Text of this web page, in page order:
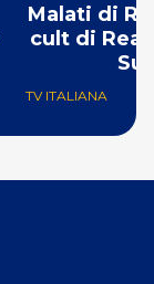
Malati di
cult di
TV ITALIANA